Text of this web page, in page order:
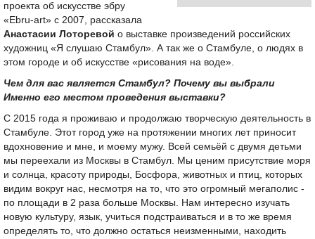
проекта об искусстве эбру
«Ebru-art» с 2007, рассказала
Анастасии Лоторевой о выставке произведений российских
художниц «Я слушаю Стамбул». А так же о Стамбуле, о людях в
этом городе и об искусстве «рисования на воде».
Чем для вас является Стамбул? Почему вы выбрали
Именно его местом проведения выставки?
С 2015 года я проживаю и продолжаю творческую деятельность в
Стамбуле. Этот город уже на протяжении многих лет приносит
вдохновение и мне, и моему мужу. Всей семьёй с двумя детьми
мы переехали из Москвы в Стамбул. Мы ценим присутствие моря
и солнца, красоту природы, Босфора, животных и птиц, которых
видим вокруг нас, несмотря на то, что это огромный мегаполис -
по площади в 2 раза больше Москвы. Нам интересно изучать
новую культуру, язык, учиться подстраиваться и в то же время
определять то, что должно остаться неизменными, находить